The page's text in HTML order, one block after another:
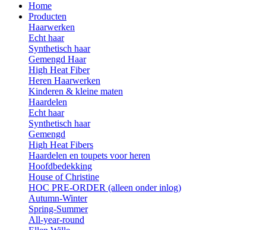
Home
Producten
Haarwerken
Echt haar
Synthetisch haar
Gemengd Haar
High Heat Fiber
Heren Haarwerken
Kinderen & kleine maten
Haardelen
Echt haar
Synthetisch haar
Gemengd
High Heat Fibers
Haardelen en toupets voor heren
Hoofdbedekking
House of Christine
HOC PRE-ORDER (alleen onder inlog)
Autumn-Winter
Spring-Summer
All-year-round